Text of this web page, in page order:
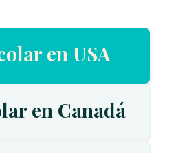
en USA
en Canadá